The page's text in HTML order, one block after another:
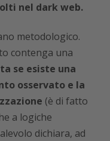
nel dark web.
metodologico.
contenga una
se esiste una
osservato e la
(è di fatto
a logiche
dichiara, ad